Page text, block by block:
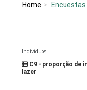
Home Encuestas
Indivíduos
C9 - proporção de
lazer